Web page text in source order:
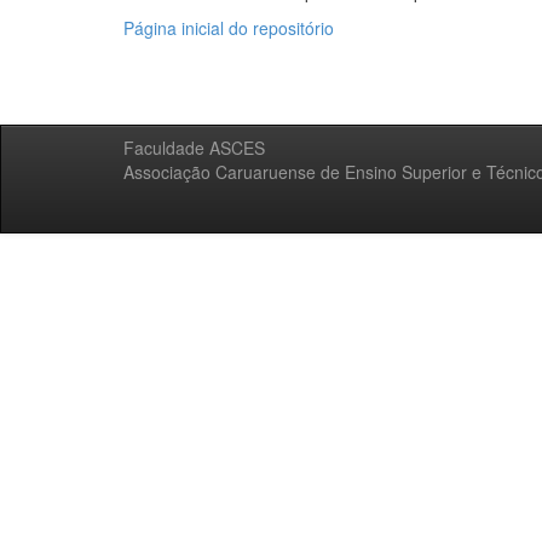
Página inicial do repositório
Faculdade ASCES
Associação Caruaruense de Ensino Superior e